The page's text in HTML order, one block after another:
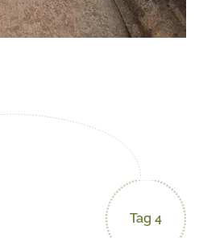
Tag 4